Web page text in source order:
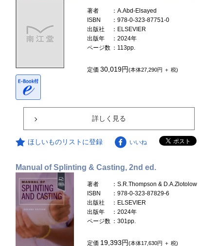
著者
：A.Abd-Elsayed
ISBN
：978-0-323-87751-0
出版社
：ELSEVIER
出版年
：2024年
ページ数 ：113pp.
定価30,019円(本体27,290円 ＋ 税)
詳しく見る
ほしいものリストに登録 いいね
Manual of Splinting & Casting, 2nd ed.
著者
：S.R.Thompson & D.A.Zlotolow
ISBN
：978-0-323-87829-6
出版社
：ELSEVIER
出版年
：2024年
ページ数 ：301pp.
定価 19,393円(本体17,630円 ＋ 税)